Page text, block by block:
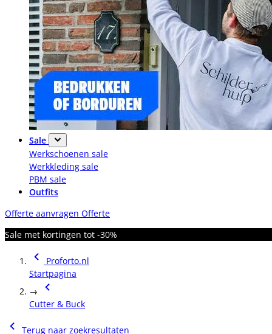
Sale
Werkschoenen sale
Werkkleding sale
PBM sale
Outfits
Offerte aanvragen Offerte
Sale met kortingen tot -30%
Proforto.nl
Startpagina
→
Cutter & Buck
Terug naar zoekresultaten